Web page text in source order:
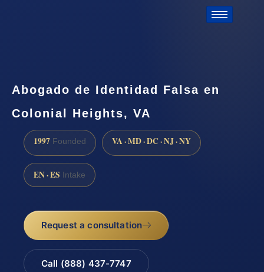
Abogado de Identidad Falsa en
Colonial Heights, VA
1997 Founded VA · MD · DC · NJ · NY
EN · ES Intake
Request a consultation
Call (888) 437-7747